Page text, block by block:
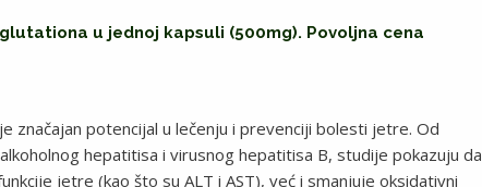
u jednoj kapsuli (500mg). Povoljna cena
značajan potencijal u lečenju i prevenciji bolesti jetre. Od
hepatitisa i virusnog hepatitisa B, studije pokazuju da
jetre (kao što su ALT i AST), već i smanjuje oksidativni